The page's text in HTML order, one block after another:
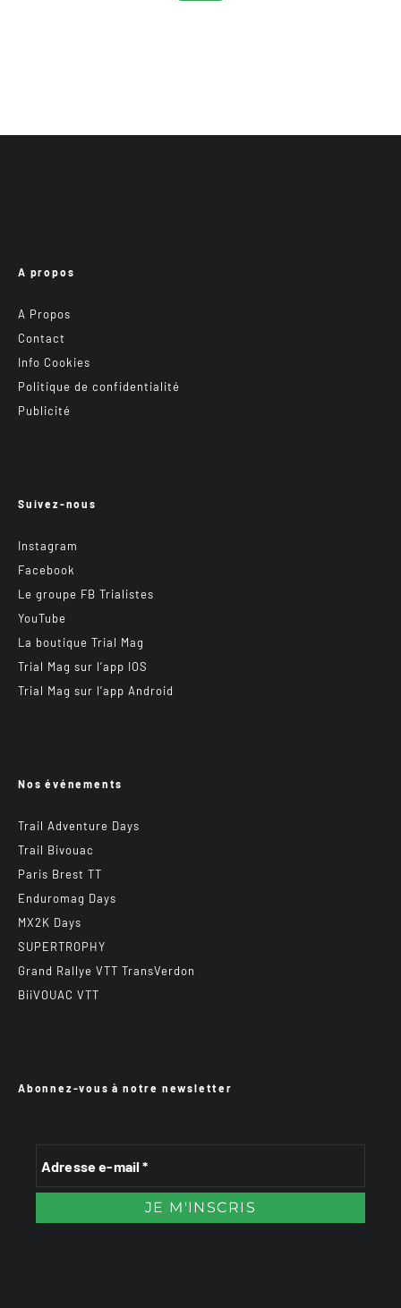
A propos
A Propos
Contact
Info Cookies
Politique de confidentialité
Publicité
Suivez-nous
Instagram
Facebook
Le groupe FB Trialistes
YouTube
La boutique Trial Mag
Trial Mag sur l’app IOS
Trial Mag sur l’app Android
Nos événements
Trail Adventure Days
Trail Bivouac
Paris Brest TT
Enduromag Days
MX2K Days
SUPERTROPHY
Grand Rallye VTT TransVerdon
BiiVOUAC VTT
Abonnez-vous à notre newsletter